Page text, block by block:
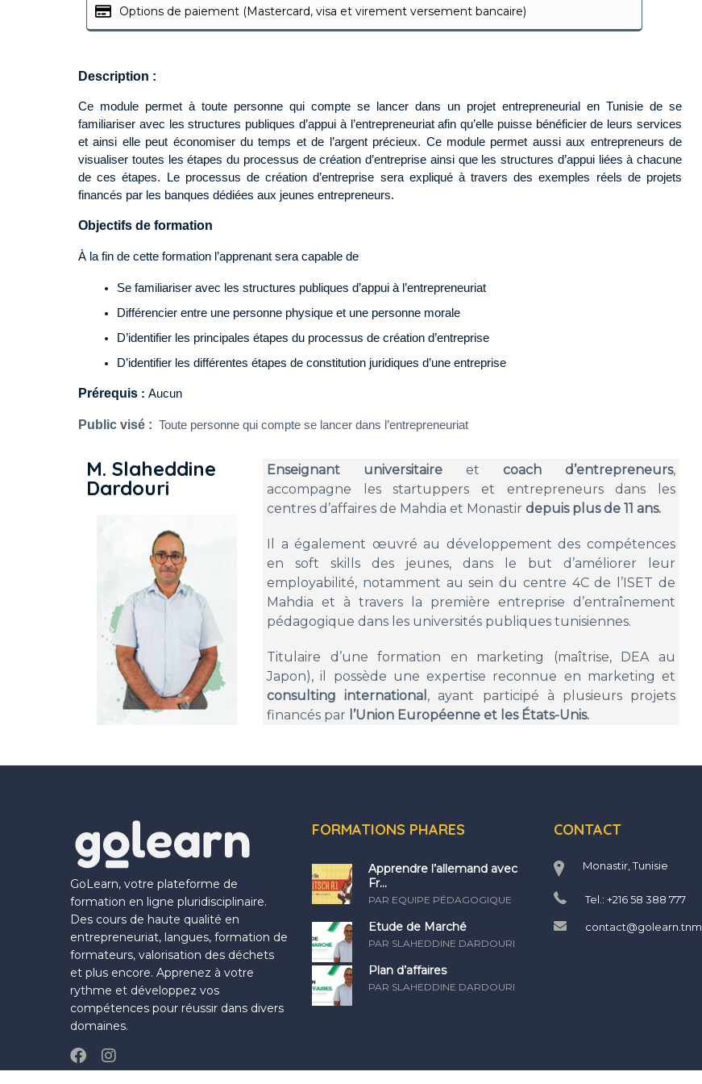
Options de paiement (Mastercard, visa et virement versement bancaire)
Description :
Ce module permet à toute personne qui compte se lancer dans un projet entrepreneurial en Tunisie de se
familiariser avec les structures publiques d’appui à l’entrepreneuriat afin qu’elle puisse bénéficier de leurs services
et ainsi elle peut économiser du temps et de l’argent précieux. Ce module permet aussi aux entrepreneurs de
visualiser toutes les étapes du processus de création d’entreprise ainsi que les structures d’appui liées à chacune
de ces étapes. Le processus de création d’entreprise sera expliqué à travers des exemples réels de projets
financés par les banques dédiées aux jeunes entrepreneurs.
Objectifs de formation
À la fin de cette formation l’apprenant sera capable de
Se familiariser avec les structures publiques d’appui à l’entrepreneuriat
Différencier entre une personne physique et une personne morale
D’identifier les principales étapes du processus de création d’entreprise
D’identifier les différentes étapes de constitution juridiques d’une entreprise
Prérequis : Aucun
Public visé : Toute personne qui compte se lancer dans l’entrepreneuriat
M. Slaheddine
Dardouri
Enseignant universitaire et coach d’entrepreneurs,
accompagne les startuppers et entrepreneurs dans les
centres d’affaires de Mahdia et Monastir depuis plus de 11 ans.
Il a également œuvré au développement des compétences
en soft skills des jeunes, dans le but d’améliorer leur
employabilité, notamment au sein du centre 4C de l’ISET de
Mahdia et à travers la première entreprise d’entraînement
pédagogique dans les universités publiques tunisiennes.
Titulaire d’une formation en marketing (maîtrise, DEA au
Japon), il possède une expertise reconnue en marketing et
consulting international , ayant participé à plusieurs projets
financés par l’Union Européenne et les États-Unis.
GoLearn, votre plateforme de
formation en ligne pluridisciplinaire.
Des cours de haute qualité en
entrepreneuriat, langues, formation de
formateurs, valorisation des déchets
et plus encore. Apprenez à votre
rythme et développez vos
compétences pour réussir dans divers
domaines.
FORMATIONS PHARES
Apprendre l’allemand avec
Fr...
PAR EQUIPE PÉDAGOGIQUE
Etude de Marché
PAR SLAHEDDINE DARDOURI
Plan d’affaires
PAR SLAHEDDINE DARDOURI
CONTACT
Monastir, Tunisie
Tel.: +216 58 388 777
contact@golearn.tnm